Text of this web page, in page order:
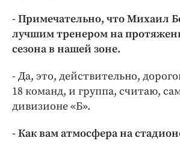
- Примечательно, что Михаил
лучшим тренером на
сезона в нашей зоне.
- Да, это, действительно,
18 команд, и группа, считаю,
дивизионе «Б».
- Как вам атмосфера на